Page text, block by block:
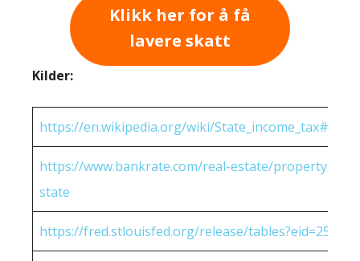
Klikk her for å få
lavere skatt
Kilder:
https://en.wikipedia.org/wiki/
https://www.bankrate.com/real-estate/property-
state
https://fred.stlouisfed.org/release/